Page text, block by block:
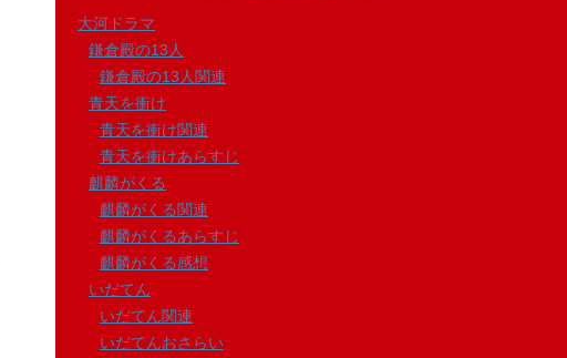
大河ドラマ
鎌倉殿の13人
鎌倉殿の13人関連
青天を衝け
青天を衝け関連
青天を衝けあらすじ
麒麟がくる
麒麟がくる関連
麒麟がくるあらすじ
麒麟がくる感想
いだてん
いだてん関連
いだてんおさらい